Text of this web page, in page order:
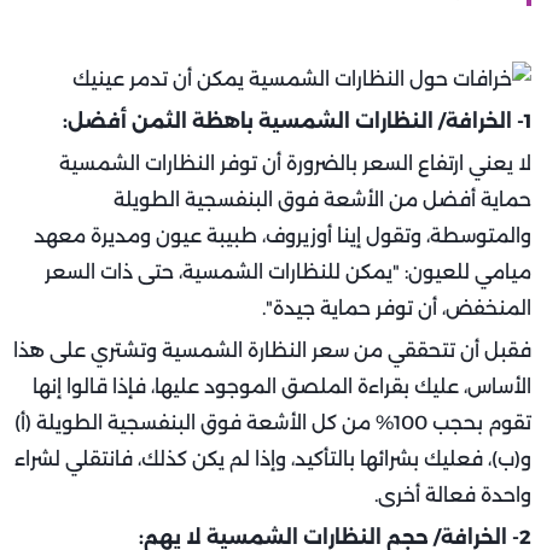
1- الخرافة/ النظارات الشمسية باهظة الثمن أفضل:
لا يعني ارتفاع السعر بالضرورة أن توفر النظارات الشمسية
حماية أفضل من الأشعة فوق البنفسجية الطويلة
والمتوسطة، وتقول إينا أوزيروف، طبيبة عيون ومديرة معهد
ميامي للعيون: "يمكن للنظارات الشمسية، حتى ذات السعر
المنخفض، أن توفر حماية جيدة".
فقبل أن تتحققي من سعر النظارة الشمسية وتشتري على هذا
الأساس، عليك بقراءة الملصق الموجود عليها، فإذا قالوا إنها
تقوم بحجب 100% من كل الأشعة فوق البنفسجية الطويلة (أ)
و(ب)، فعليك بشرائها بالتأكيد، وإذا لم يكن كذلك، فانتقلي لشراء
واحدة فعالة أخرى.
2- الخرافة/ حجم النظارات الشمسية لا يهم: